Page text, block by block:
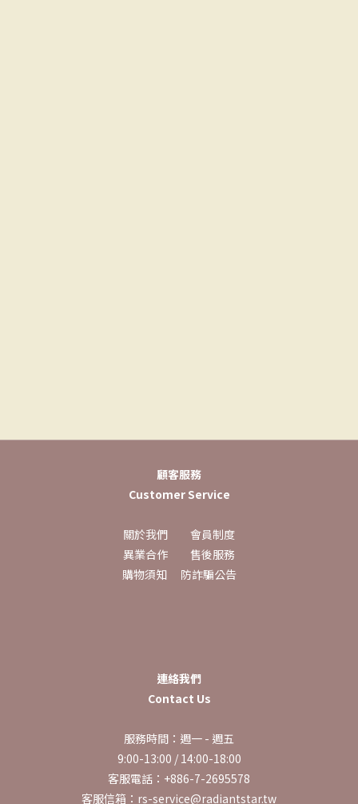
顧客服務
Customer Service
關於我們
會員制度
異業合作
售後服務
購物須知
防詐騙公告
連絡我們
Contact Us
服務時間：週一 - 週五
9:00-13:00 / 14:00-18:00
客服電話：+886-7-2695578
客服信箱：rs-service@radiantstar.tw